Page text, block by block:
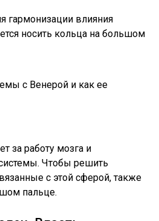
гармонизации влияния
носить кольца на большом
с Венерой и как ее
за работу мозга и
Чтобы решить
с этой сферой, также
пальце.